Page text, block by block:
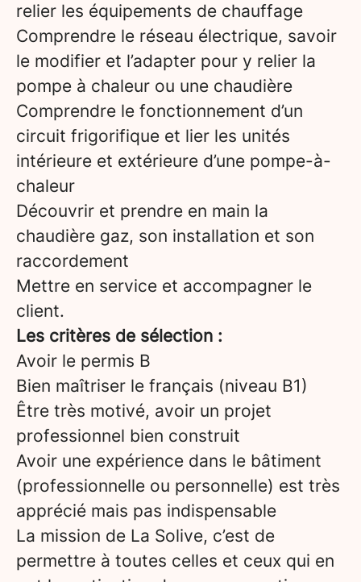
relier les équipements de chauffage
Comprendre le réseau électrique, savoir
le modifier et l’adapter pour y relier la
pompe à chaleur ou une chaudière
Comprendre le fonctionnement d’un
circuit frigorifique et lier les unités
intérieure et extérieure d’une pompe-à-
chaleur
Découvrir et prendre en main la
chaudière gaz, son installation et son
raccordement
Mettre en service et accompagner le
client.
Les critères de sélection :
Avoir le permis B
Bien maîtriser le français (niveau B1)
Être très motivé, avoir un projet
professionnel bien construit
Avoir une expérience dans le bâtiment
(professionnelle ou personnelle) est très
apprécié mais pas indispensable
La mission de La Solive, c’est de
permettre à toutes celles et ceux qui en